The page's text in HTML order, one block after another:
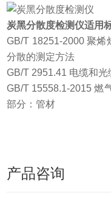
炭黑分散度检测仪适用
GB/T 18251-2000 聚
分散的测定方法
GB/T 2951.41 电缆和
GB/T 15558.1-2015 燃
部分：管材
产品咨询